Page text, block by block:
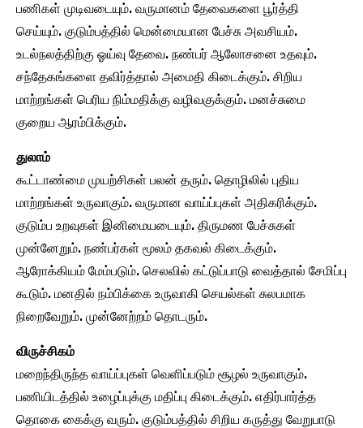
பணிகள் முடிவடையும். வருமானம் தேவைகளை பூர்த்தி
செய்யும். குடும்பத்தில் மென்மையான பேச்சு அவசியம்.
உடல்நலத்திற்கு ஓய்வு தேவை. நண்பர் ஆலோசனை உதவும்.
சந்தேகங்களை தவிர்த்தால் அமைதி கிடைக்கும். சிறிய
மாற்றங்கள் பெரிய நிம்மதிக்கு வழிவகுக்கும். மனச்சுமை
குறைய ஆரம்பிக்கும்.
துலாம்
கூட்டாண்மை முயற்சிகள் பலன் தரும். தொழிலில் புதிய
மாற்றங்கள் உருவாகும். வருமான வாய்ப்புகள் அதிகரிக்கும்.
குடும்ப உறவுகள் இனிமையடையும். திருமண பேச்சுகள்
முன்னேறும். நண்பர்கள் மூலம் தகவல் கிடைக்கும்.
ஆரோக்கியம் மேம்படும். செலவில் கட்டுப்பாடு வைத்தால் சேமிப்பு
கூடும். மனதில் நம்பிக்கை உருவாகி செயல்கள் சுலபமாக
நிறைவேறும். முன்னேற்றம் தொடரும்.
விருச்சிகம்
மறைந்திருந்த வாய்ப்புகள் வெளிப்படும் சூழல் உருவாகும்.
பணியிடத்தில் உழைப்புக்கு மதிப்பு கிடைக்கும். எதிர்பார்த்த
தொகை கைக்கு வரும். குடும்பத்தில் சிறிய கருத்து வேறுபாடு